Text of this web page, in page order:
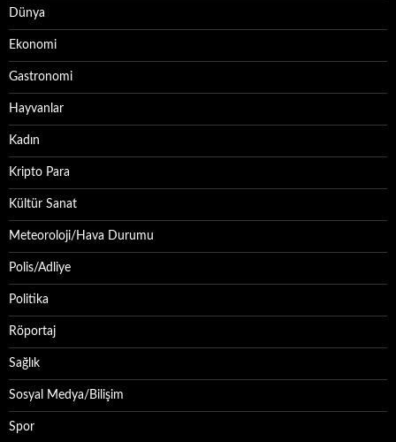
Dünya
Ekonomi
Gastronomi
Hayvanlar
Kadın
Kripto Para
Kültür Sanat
Meteoroloji/Hava Durumu
Polis/Adliye
Politika
Röportaj
Sağlık
Sosyal Medya/Bilişim
Spor